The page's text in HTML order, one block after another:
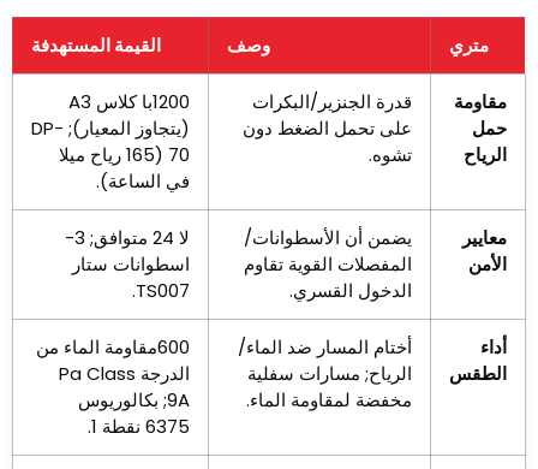
متري وصف القيمة المستهدفة
مقاومة
حمل
الرياح
قدرة الجنزير/البكرات
على تحمل الضغط دون
تشوه.
1200با كلاس A3
(يتجاوز المعيار); DP-
70 (165 رياح ميلا
في الساعة).
معايير
الأمن
يضمن أن الأسطوانات/
المفصلات القوية تقاوم
الدخول القسري.
لا 24 متوافق; 3-
اسطوانات ستار
TS007.
أداء
الطقس
أختام المسار ضد الماء/
الرياح; مسارات سفلية
مخفضة لمقاومة الماء.
600مقاومة الماء من
الدرجة Pa Class
9A; بكالوريوس
6375 نقطة 1.